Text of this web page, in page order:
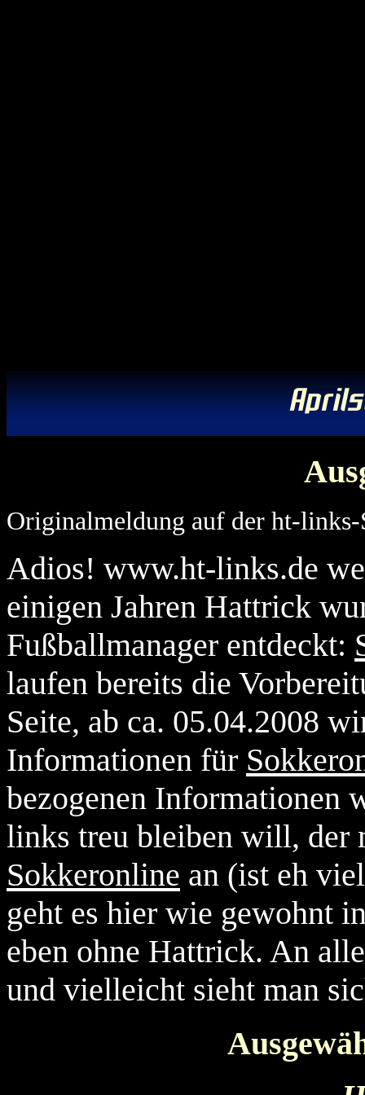
Originalmeldung auf der ht-
Adios! www.ht-links.de
einigen Jahren Hattrick
Fußballmanager entdeckt:
laufen bereits die
Seite, ab ca. 05.04.2008
Informationen für
bezogenen Informationen
links treu bleiben will, der
Sokkeronline an (ist eh
geht es hier wie gewohnt
eben ohne Hattrick. An
und vielleicht sieht man